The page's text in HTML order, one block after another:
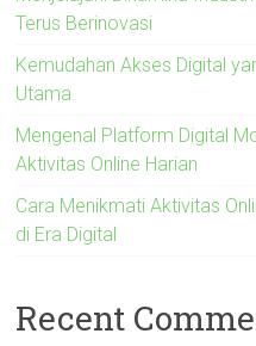
Terus Berinovasi
Kemudahan Akses Digital
Utama
Mengenal Platform Digital
Aktivitas Online Harian
Cara Menikmati Aktivitas
di Era Digital
Recent